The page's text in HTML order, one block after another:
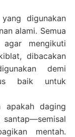
digunakan
alami. Semua
mengikuti
dibacakan
demi
baik untuk
apakah daging
mentah.